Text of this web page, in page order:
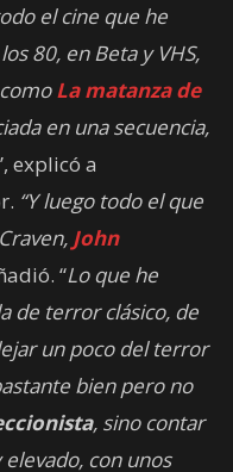
el cine que he
80, en Beta y VHS,
La matanza de
en una secuencia,
explicó a
“Y luego todo el que
John
“Lo que he
de terror clásico, de
un poco del terror
bien pero no
, sino contar
con unos